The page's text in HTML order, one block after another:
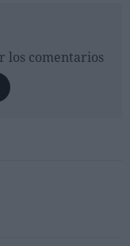
los comentarios